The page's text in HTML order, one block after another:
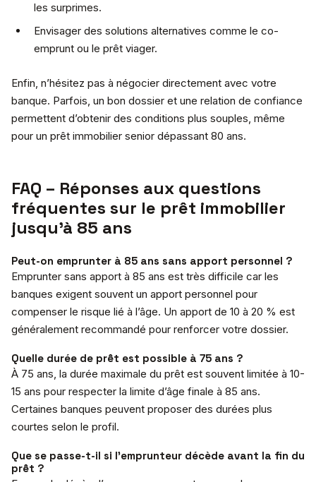
les surprimes.
Envisager des solutions alternatives comme le co-
emprunt ou le prêt viager.
Enfin, n’hésitez pas à négocier directement avec votre
banque. Parfois, un bon dossier et une relation de confiance
permettent d’obtenir des conditions plus souples, même
pour un prêt immobilier senior dépassant 80 ans.
FAQ – Réponses aux questions
fréquentes sur le prêt immobilier
jusqu’à 85 ans
Peut-on emprunter à 85 ans sans apport personnel ?
Emprunter sans apport à 85 ans est très difficile car les
banques exigent souvent un apport personnel pour
compenser le risque lié à l’âge. Un apport de 10 à 20 % est
généralement recommandé pour renforcer votre dossier.
Quelle durée de prêt est possible à 75 ans ?
À 75 ans, la durée maximale du prêt est souvent limitée à 10-
15 ans pour respecter la limite d’âge finale à 85 ans.
Certaines banques peuvent proposer des durées plus
courtes selon le profil.
Que se passe-t-il si l’emprunteur décède avant la fin du
prêt ?